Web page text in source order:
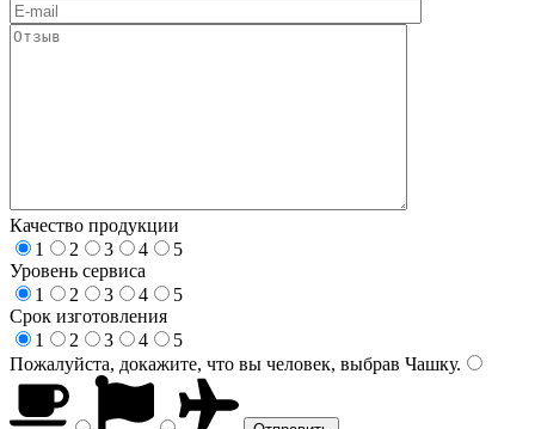
Качество продукции
1
2 3 4
5
Уровень сервиса
1
2 3 4
5
Срок изготовления
1
2 3 4
5
Пожалуйста, докажите, что вы человек, выбрав Чашку.